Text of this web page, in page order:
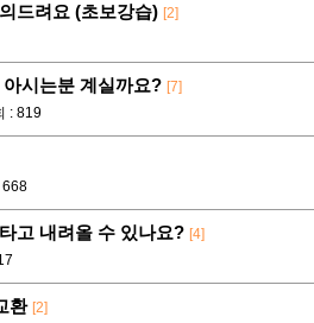
드려요 (초보강습) [2]
시는분 계실까요? [7]
: 819
668
고 내려올 수 있나요? [4]
환 [2]